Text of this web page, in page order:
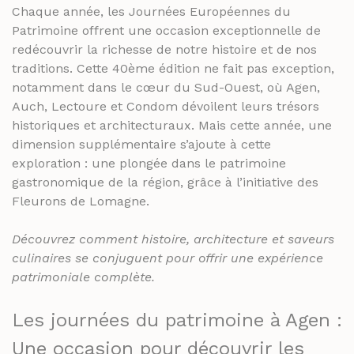
JUS ET SIROPS
MIELS
PRUNEAUX
THÉS ET INFUSIONS
PANIERS GOURMANDS
MOINS DE 20€
ENTRE 20€ ET 50€
PLUS DE 50€
FROMAGERIE
À commander et retirer en boutique
LA CAVE
PANIERS GOURMANDS
MOINS DE 20€
ENTRE 20€ ET 50€
PLUS DE 50€
FROMAGERIE
À commander et retirer en boutique
APÉRITIFS
ARMAGNACS
CHAMPAGNES
Chaque année, les Journées Européennes du
Patrimoine offrent une occasion exceptionnelle de
redécouvrir la richesse de notre histoire et de nos
traditions. Cette 40ème édition ne fait pas exception,
notamment dans le cœur du Sud-Ouest, où Agen,
Auch, Lectoure et Condom dévoilent leurs trésors
historiques et architecturaux. Mais cette année, une
dimension supplémentaire s’ajoute à cette
exploration : une plongée dans le patrimoine
gastronomique de la région, grâce à l’initiative des
Fleurons de Lomagne.
Découvrez comment histoire, architecture et saveurs
culinaires se conjuguent pour offrir une expérience
patrimoniale complète.
Les journées du patrimoine à Agen :
Une occasion pour découvrir les